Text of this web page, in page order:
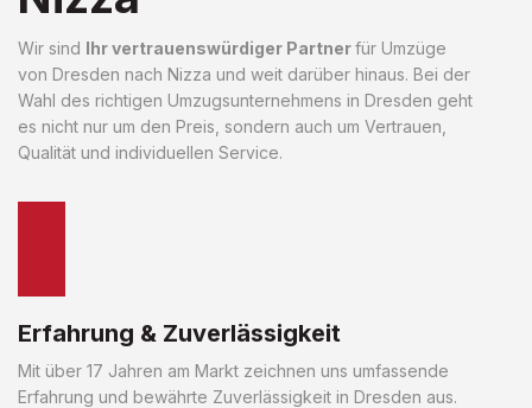
Wir sind Ihr vertrauenswürdiger Partnerfür Umzüge
von Dresden nach Nizza und weit darüber hinaus. Bei der
Wahl des richtigen Umzugsunternehmens in Dresden geht
es nicht nur um den Preis, sondern auch um Vertrauen,
Qualität und individuellen Service.
Erfahrung & Zuverlässigkeit
Mit über 17 Jahren am Markt zeichnen uns umfassende
Erfahrung und bewährte Zuverlässigkeit in Dresden aus.